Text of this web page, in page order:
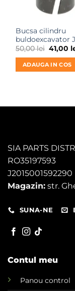
Bucsa cilindru
buldoexcavator
50,00lei Prețul
inițial
a
fost:
50,00
41,00
ADAUGA IN COS
SIA PARTS
RO35197593
J2015001592290
Magazin: str.
SUNA-NE
Contul meu
Panou control